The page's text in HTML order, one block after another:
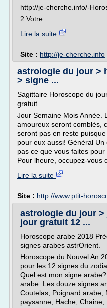
http://je-cherche.info/-
2 Votre...
Lire la suite
Site : http://je-cherche.info
astrologie du jour >
> signe ...
Sagittaire Horoscope du
gratuit.
Jour Semaine Mois Année.
amoureux seront comblés,
seront pas en reste
pour eux aussi! Général
pas ce que vous faites
Pour lheure, occupez-vous
Lire la suite
Site : http://www.ptit-
astrologie du jour
jour gratuit 12 ...
Horoscope arabe 2018
signes arabes astrOrient.
Horoscope du Nouvel An
pour les 12 signes du
Quel est mon signe
arabe. Les douze signes
Coutelas, Poignard arabe,
paysanne, Hache, Chaine,